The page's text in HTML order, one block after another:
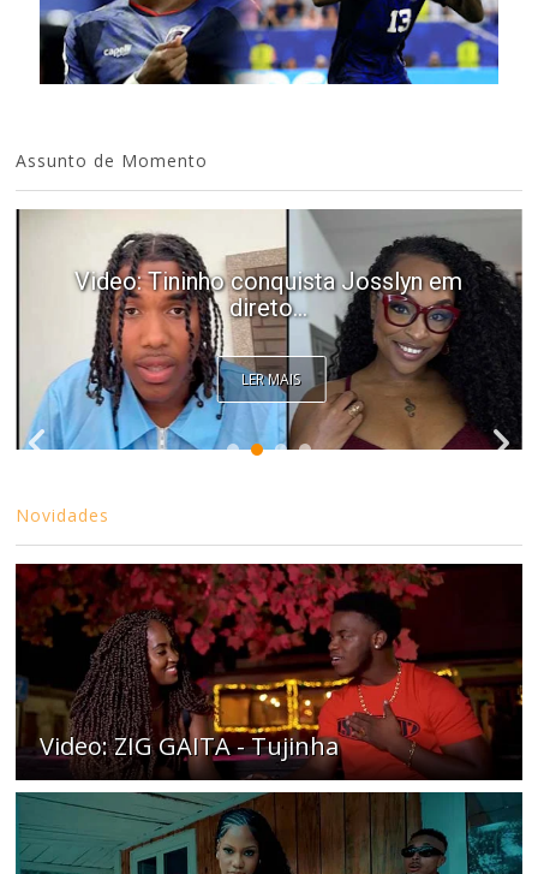
Assunto de Momento
Video: Tininho conquista Josslyn em
direto...
LER MAIS
Novidades
Video: ZIG GAITA - Tujinha